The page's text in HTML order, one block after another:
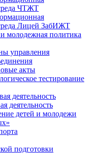
ЧТЖТ
Лицей ЗабИЖТ
молодежная политика
управления
акты
тестирование
деятельность
деятельность
детей и молодежи
подготовки